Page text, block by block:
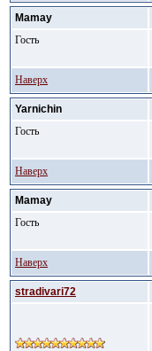
Mamay
Гость
Наверх
Yarnichin
Гость
Наверх
Mamay
Гость
Наверх
stradivari72